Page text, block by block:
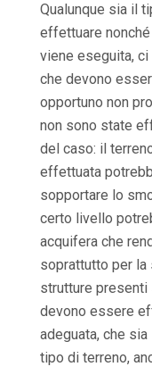
Qualunque sia il
effettuare
viene eseguita,
che devono
opportuno non
non sono state
del caso: il
effettuata
sopportare lo
certo livello
acquifera che
soprattutto per
strutture
devono essere
adeguata, che
tipo di terreno,